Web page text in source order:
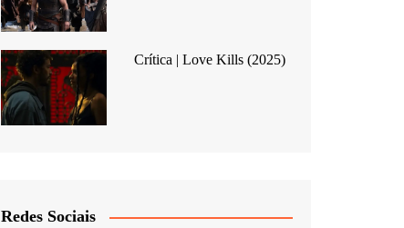
Crítica | Love Kills (2025)
Redes Sociais